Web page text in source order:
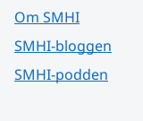
Om SMHI
SMHI-bloggen
SMHI-podden